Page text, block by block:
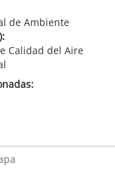
de Ambiente
Calidad del Aire